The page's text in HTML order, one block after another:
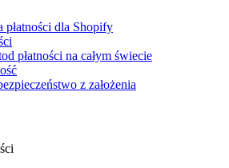
dla Shopify
płatności na całym świecie
z założenia